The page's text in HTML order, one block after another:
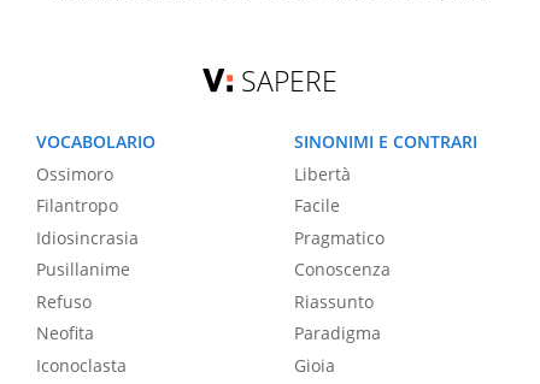
SAPERE
VOCABOLARIO
Ossimoro
Filantropo
Idiosincrasia
Pusillanime
Refuso
Neofita
Iconoclasta
SINONIMI E CONTRARI
Libertà
Facile
Pragmatico
Conoscenza
Riassunto
Paradigma
Gioia